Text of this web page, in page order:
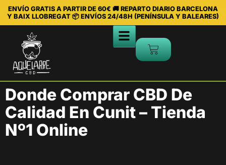
ENVÍO GRATIS A PARTIR DE 60€ 🚚 REPARTO DIARIO BARCELONA
Y BAIX LLOBREGAT 📦 ENVÍOS 24/48H (PENÍNSULA Y BALEARES)
Donde Comprar CBD De
Calidad En Cunit – Tienda
Nº1 Online